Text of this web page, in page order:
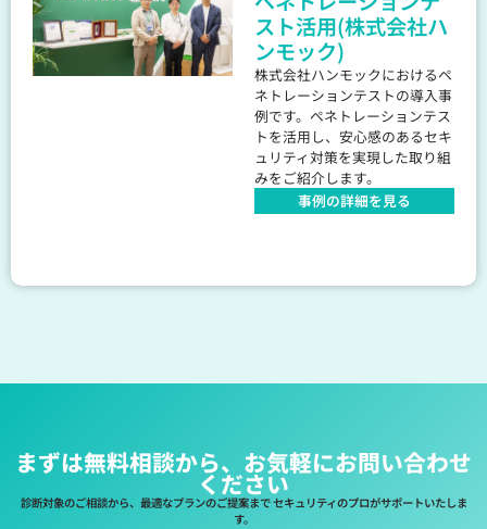
スト活用(株式会社ハ
ンモック)
株式会社ハンモックにおけるペ
ネトレーションテストの導入事
例です。ペネトレーションテス
トを活用し、安心感のあるセキ
ュリティ対策を実現した取り組
みをご紹介します。
事例の詳細を見る
まずは無料相談から、お気軽にお問い合わせ
ください
診断対象のご相談から、最適なプランのご提案まで セキュリティのプロがサポートいたしま
す。